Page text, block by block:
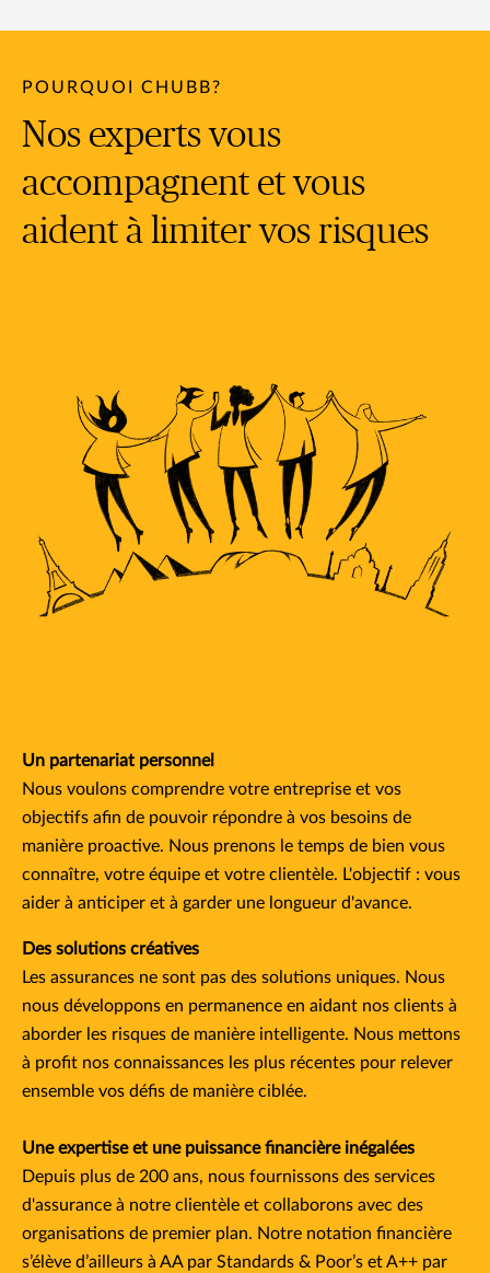
POURQUOI CHUBB?
Nos experts vous
accompagnent et vous
aident à limiter vos risques
Un partenariat personnel
Nous voulons comprendre votre entreprise et vos
objectifs afin de pouvoir répondre à vos besoins de
manière proactive. Nous prenons le temps de bien vous
connaître, votre équipe et votre clientèle. L'objectif : vous
aider à anticiper et à garder une longueur d'avance.
Des solutions créatives
Les assurances ne sont pas des solutions uniques. Nous
nous développons en permanence en aidant nos clients à
aborder les risques de manière intelligente. Nous mettons
à profit nos connaissances les plus récentes pour relever
ensemble vos défis de manière ciblée.
Une expertise et une puissance financière inégalées
Depuis plus de 200 ans, nous fournissons des services
d'assurance à notre clientèle et collaborons avec des
organisations de premier plan. Notre notation financière
s’élève d’ailleurs à AA par Standards & Poor’s et A++ par